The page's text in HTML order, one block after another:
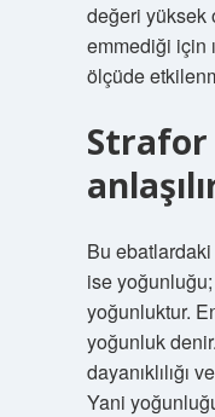
değeri yüksek
emmediği için
ölçüde
Strafor
Bu ebatlardaki
ise
yoğunluktur.
yoğunluk
dayanıklılığı
Yani